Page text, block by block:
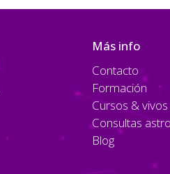
Más info
Contacto
Formación
Cursos & vivos
Consultas astro
Blog